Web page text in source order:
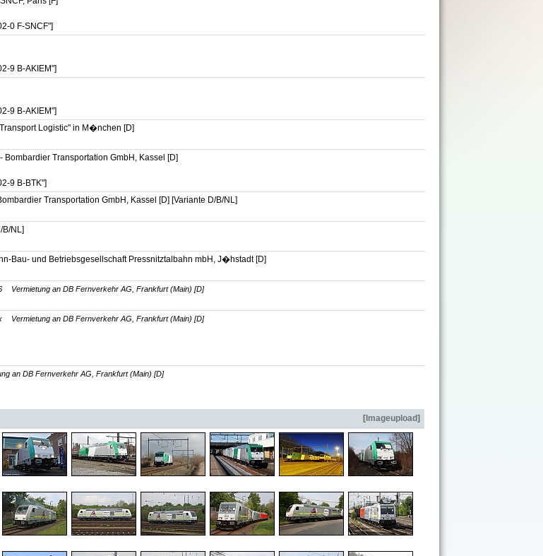
0 F-SNCF"]
9 B-AKIEM"]
9 B-AKIEM"]
Logistic" in M�nchen [D]
Bombardier Transportation GmbH, Kassel [D]
9 B-BTK"]
Transportation GmbH, Kassel [D] [Variante D/B/NL]
B/NL]
Bau- und Betriebsgesellschaft Pressnitztalbahn mbH, J�hstadt [D]
Vermietung an DB Fernverkehr AG, Frankfurt (Main) [D]
Vermietung an DB Fernverkehr AG, Frankfurt (Main) [D]
an DB Fernverkehr AG, Frankfurt (Main) [D]
[ Imageupload]